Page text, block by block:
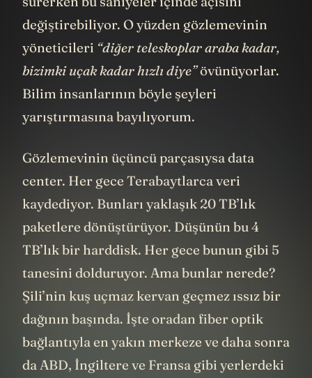
sürerken bu saniyeler içinde açısını
değiştirebiliyor. O yüzden gözlemevinin
yöneticileri “diğer teleskoplar araba kadar,
bizimki uçak kadar hızlı diye”övünüyorlar.
Bilim insanlarının böyle şeyleri
Gözlemevinin üçüncü parçasıysa data
center. Her gece Terabaytlarca veri
kaydediyor. Bunları yaklaşık 20 TB’lık
paketlere dönüştürüyor. Düşünün bu 4
TB’lık bir harddisk. Her gece bunun gibi 5
tanesini dolduruyor. Ama bunlar nerede?
Şili’nin kuş uçmaz kervan geçmez ıssız bir
dağının başında. İşte oradan fiber optik
bağlantıyla en yakın merkeze ve daha sonra